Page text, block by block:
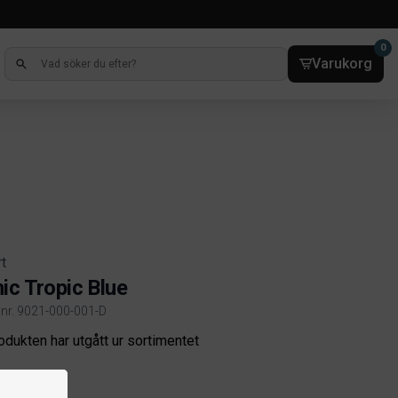
Varukorg
0
Tropic Blue
9021-000-001-D
information
har utgått ur sortimentet